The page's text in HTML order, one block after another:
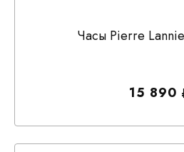
Часы Pierre
15 890